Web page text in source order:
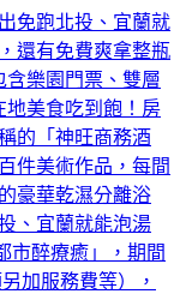
免跑北投、宜蘭就
還有免費爽拿整瓶
含樂園門票、雙層
地美食吃到飽！房
的「神旺商務酒
件美術作品，每間
豪華乾濕分離浴
、宜蘭就能泡湯
市醉療癒」，期間
加服務費等），